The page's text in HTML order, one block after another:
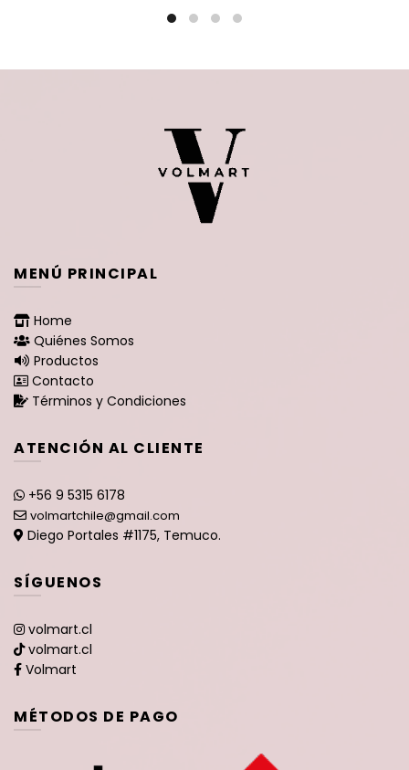
MENÚ PRINCIPAL
Home
Quiénes Somos
Productos
Contacto
Términos y Condiciones
ATENCIÓN AL CLIENTE
+56 9 5315 6178
volmartchile@gmail.com
Diego Portales #1175, Temuco.
SÍGUENOS
volmart.cl
volmart.cl
Volmart
MÉTODOS DE PAGO